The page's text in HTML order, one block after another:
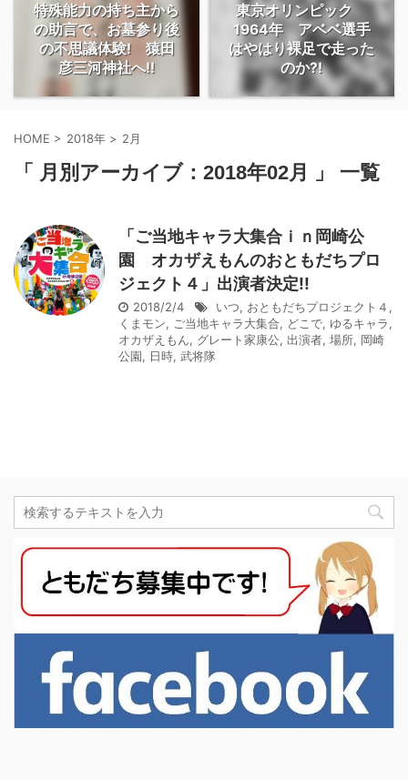
特殊能力の持ち主から
の助言で、お墓参り後
の不思議体験! 猿田
彦三河神社へ!!
東京オリンピック
1964年 アベベ選手
はやはり裸足で走った
のか?!
HOME > 2018年 > 2月
「 月別アーカイブ：2018年02月 」 一覧
「ご当地キャラ大集合ｉｎ岡崎公
園 オカザえもんのおともだちプロ
ジェクト４」出演者決定!!
2018/2/4 いつ, おともだちプロジェクト４ ,
くまモン, ご当地キャラ大集合, どこで, ゆるキャラ,
オカザえもん, グレート家康公, 出演者, 場所, 岡崎
公園, 日時, 武将隊